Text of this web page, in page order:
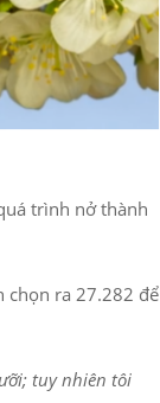
trình nở thành
chọn ra 27.282 để
tuy nhiên tôi